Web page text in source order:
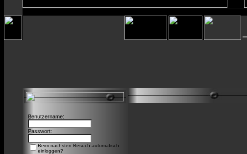
Benutzername:
Passwort:
Beim nächsten Besuch automatisch
einloggen?